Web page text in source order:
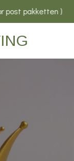
post pakketten )